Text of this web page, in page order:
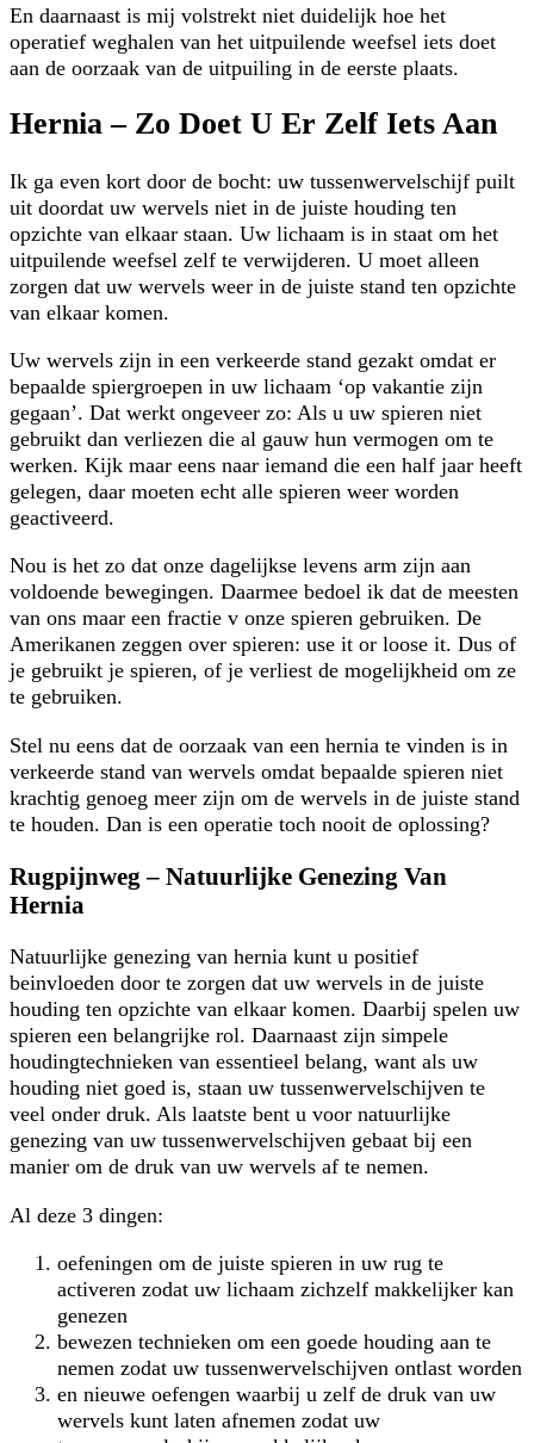
En daarnaast is mij volstrekt niet duidelijk hoe het
operatief weghalen van het uitpuilende weefsel iets doet
aan de oorzaak van de uitpuiling in de eerste plaats.
Hernia – Zo Doet U Er Zelf Iets Aan
Ik ga even kort door de bocht: uw tussenwervelschijf puilt
uit doordat uw wervels niet in de juiste houding ten
opzichte van elkaar staan. Uw lichaam is in staat om het
uitpuilende weefsel zelf te verwijderen. U moet alleen
zorgen dat uw wervels weer in de juiste stand ten opzichte
van elkaar komen.
Uw wervels zijn in een verkeerde stand gezakt omdat er
bepaalde spiergroepen in uw lichaam ‘op vakantie zijn
gegaan’. Dat werkt ongeveer zo: Als u uw spieren niet
gebruikt dan verliezen die al gauw hun vermogen om te
werken. Kijk maar eens naar iemand die een half jaar heeft
gelegen, daar moeten echt alle spieren weer worden
geactiveerd.
Nou is het zo dat onze dagelijkse levens arm zijn aan
voldoende bewegingen. Daarmee bedoel ik dat de meesten
van ons maar een fractie v onze spieren gebruiken. De
Amerikanen zeggen over spieren: use it or loose it. Dus of
je gebruikt je spieren, of je verliest de mogelijkheid om ze
te gebruiken.
Stel nu eens dat de oorzaak van een hernia te vinden is in
verkeerde stand van wervels omdat bepaalde spieren niet
krachtig genoeg meer zijn om de wervels in de juiste stand
te houden. Dan is een operatie toch nooit de oplossing?
Rugpijnweg – Natuurlijke Genezing Van
Hernia
Natuurlijke genezing van hernia kunt u positief
beinvloeden door te zorgen dat uw wervels in de juiste
houding ten opzichte van elkaar komen. Daarbij spelen uw
spieren een belangrijke rol. Daarnaast zijn simpele
houdingtechnieken van essentieel belang, want als uw
houding niet goed is, staan uw tussenwervelschijven te
veel onder druk. Als laatste bent u voor natuurlijke
genezing van uw tussenwervelschijven gebaat bij een
manier om de druk van uw wervels af te nemen.
Al deze 3 dingen:
oefeningen om de juiste spieren in uw rug te
activeren zodat uw lichaam zichzelf makkelijker kan
genezen
bewezen technieken om een goede houding aan te
nemen zodat uw tussenwervelschijven ontlast worden
en nieuwe oefengen waarbij u zelf de druk van uw
wervels kunt laten afnemen zodat uw